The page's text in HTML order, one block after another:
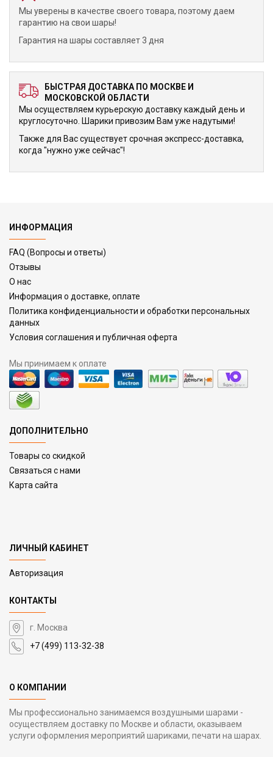
Мы уверены в качестве своего товара, поэтому даем
гарантию на свои шары!
Гарантия на шары составляет 3 дня
БЫСТРАЯ ДОСТАВКА ПО МОСКВЕ И
МОСКОВСКОЙ ОБЛАСТИ
Мы осуществляем курьерскую доставку каждый день и
круглосуточно. Шарики привозим Вам уже надутыми!
Также для Вас существует срочная экспресс-доставка,
когда "нужно уже сейчас"!
ИНФОРМАЦИЯ
FAQ (Вопросы и ответы)
Отзывы
О нас
Информация о доставке, оплате
Политика конфиденциальности и обработки персональных
данных
Условия соглашения и публичная оферта
Мы принимаем к оплате
ДОПОЛНИТЕЛЬНО
Товары со скидкой
Связаться с нами
Карта сайта
ЛИЧНЫЙ КАБИНЕТ
Авторизация
КОНТАКТЫ
г. Москва
+7 (499) 113-32-38
О КОМПАНИИ
Мы профессионально занимаемся воздушными шарами -
осуществляем доставку по Москве и области, оказываем
услуги оформления мероприятий шариками, печати на шарах.